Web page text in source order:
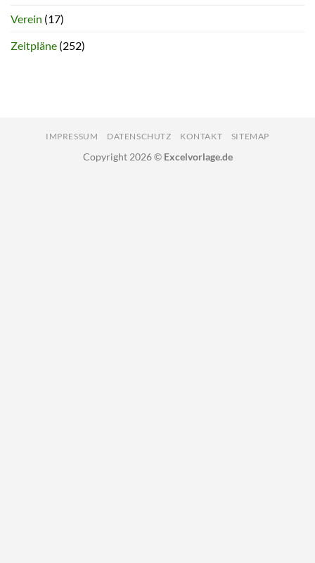
Verein (17)
Zeitpläne (252)
IMPRESSUM DATENSCHUTZ KONTAKT SITEMAP
Copyright 2026 © Excelvorlage.de